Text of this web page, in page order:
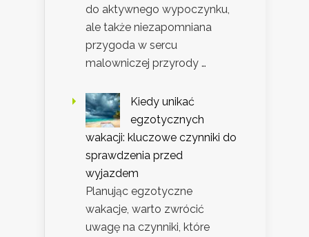
do aktywnego wypoczynku,
ale także niezapomniana
przygoda w sercu
malowniczej przyrody …
Kiedy unikać
egzotycznych
wakacji: kluczowe czynniki do
sprawdzenia przed
wyjazdem
Planując egzotyczne
wakacje, warto zwrócić
uwagę na czynniki, które